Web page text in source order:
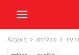
Αρχική στήλες εν